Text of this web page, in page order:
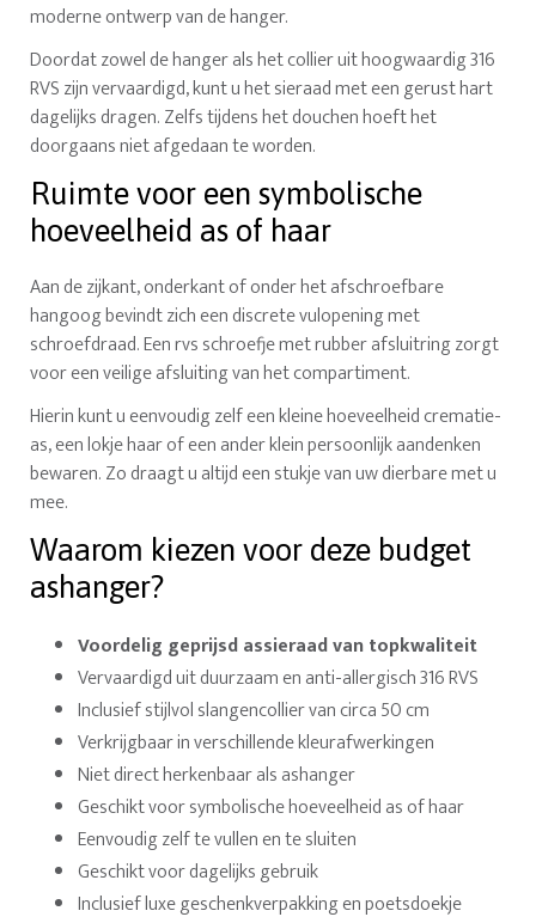
moderne ontwerp van de hanger.
Doordat zowel de hanger als het collier uit hoogwaardig 316
RVS zijn vervaardigd, kunt u het sieraad met een gerust hart
dagelijks dragen. Zelfs tijdens het douchen hoeft het
doorgaans niet afgedaan te worden.
Ruimte voor een symbolische
hoeveelheid as of haar
Aan de zijkant, onderkant of onder het afschroefbare
hangoog bevindt zich een discrete vulopening met
schroefdraad. Een rvs schroefje met rubber afsluitring zorgt
voor een veilige afsluiting van het compartiment.
Hierin kunt u eenvoudig zelf een kleine hoeveelheid crematie-
as, een lokje haar of een ander klein persoonlijk aandenken
bewaren. Zo draagt u altijd een stukje van uw dierbare met u
mee.
Waarom kiezen voor deze budget
ashanger?
Voordelig geprijsd assieraad van topkwaliteit
Vervaardigd uit duurzaam en anti-allergisch 316 RVS
Inclusief stijlvol slangencollier van circa 50 cm
Verkrijgbaar in verschillende kleurafwerkingen
Niet direct herkenbaar als ashanger
Geschikt voor symbolische hoeveelheid as of haar
Eenvoudig zelf te vullen en te sluiten
Geschikt voor dagelijks gebruik
Inclusief luxe geschenkverpakking en poetsdoekje